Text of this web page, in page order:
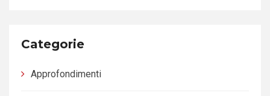
Categorie
Approfondimenti